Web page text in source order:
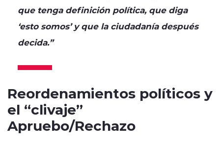
que tenga definición política, que diga
‘esto somos’ y que la ciudadanía después
decida.”
Reordenamientos políticos y
el “clivaje”
Apruebo/Rechazo